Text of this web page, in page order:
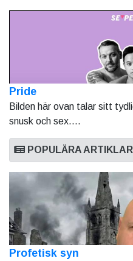
Pride
Bilden här ovan talar sitt
snusk och sex....
POPULÄRA
Profetisk syn